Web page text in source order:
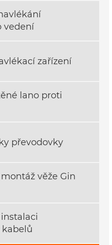
vedení
zařízení
lano proti
převodovky
věže Gin